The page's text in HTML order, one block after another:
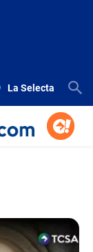
La Selecta